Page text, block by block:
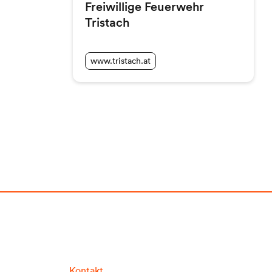
Freiwillige Feuerwehr
Tristach
www.tristach.at